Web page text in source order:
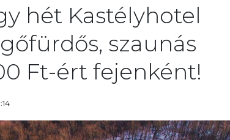
hét Kastélyhotel
szaunás
Ft-ért fejenként!